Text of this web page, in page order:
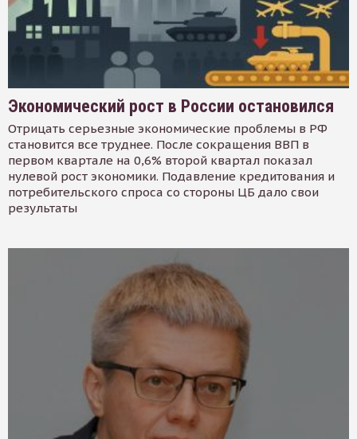
Экономический рост в России остановился
Отрицать серьезные экономические проблемы в РФ
становится все труднее. После сокращения ВВП в
первом квартале на 0,6% второй квартал показал
нулевой рост экономики. Подавление кредитования и
потребительского спроса со стороны ЦБ дало свои
результаты